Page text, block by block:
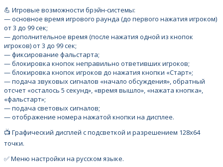
💪 Игровые возможности брэйн-системы:
— основное время игрового раунда (до первого нажатия игроком)
от 3 до 99 сек;
— дополнительное время (после нажатия одной из кнопок
игроков) от 3 до 99 сек;
— фиксирование фальстарта;
— блокировка кнопок неправильно ответивших игроков;
— блокировка кнопок игроков до нажатия кнопки «Старт»;
— подача звуковых сигналов «начало обсуждения», обратный
отсчет «осталось 5 секунд», «время вышло», «нажата кнопка»,
«фальстарт»;
— подача световых сигналов;
— отображение номера нажатой кнопки на дисплее.
📺 Графический дисплей с подсветкой и разрешением 128х64
точки.
✅ Меню настройки на русском языке.